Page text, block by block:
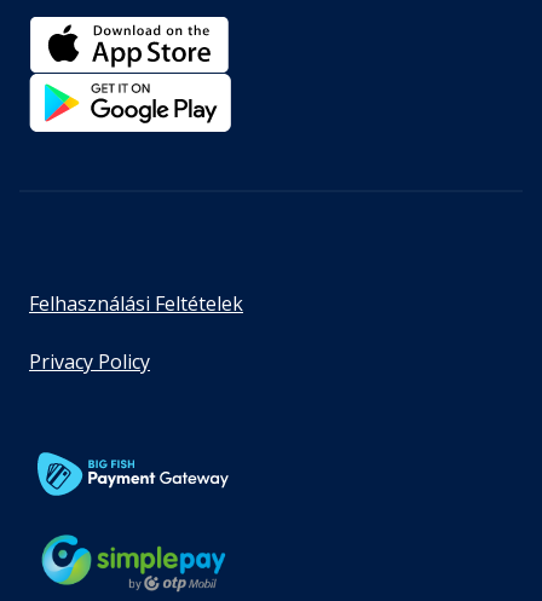
Felhasználási Feltételek
Privacy Policy